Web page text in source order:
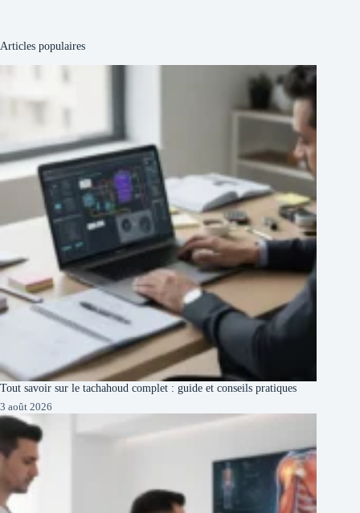
Articles populaires
Tout savoir sur le tachahoud complet : guide et conseils pratiques
3 août 2026